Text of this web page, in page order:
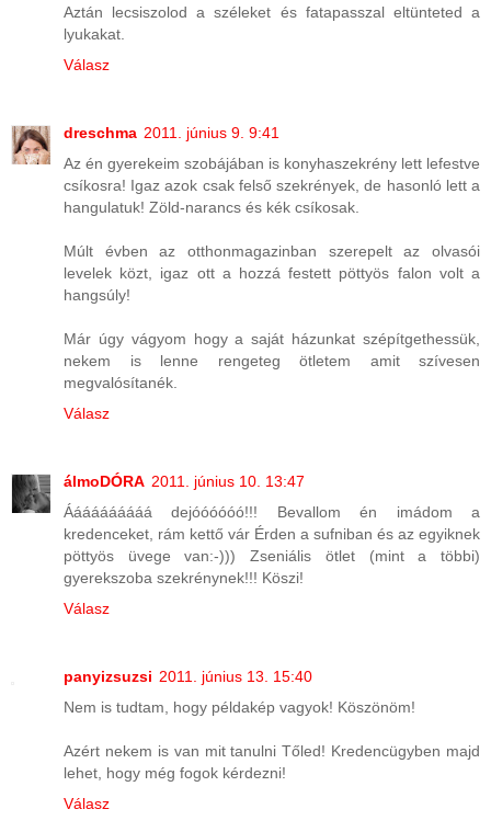
Aztán lecsiszolod a széleket és fatapasszal eltünteted a
lyukakat.
Válasz
dreschma 2011. június 9. 9:41
Az én gyerekeim szobájában is konyhaszekrény lett lefestve
csíkosra! Igaz azok csak felső szekrények, de hasonló lett a
hangulatuk! Zöld-narancs és kék csíkosak.
Múlt évben az otthonmagazinban szerepelt az olvasói
levelek közt, igaz ott a hozzá festett pöttyös falon volt a
hangsúly!
Már úgy vágyom hogy a saját házunkat szépítgethessük,
nekem is lenne rengeteg ötletem amit szívesen
megvalósítanék.
Válasz
álmoDÓRA 2011. június 10. 13:47
Áááááááááá dejóóóóóó!!! Bevallom én imádom a
kredenceket, rám kettő vár Érden a sufniban és az egyiknek
pöttyös üvege van:-))) Zseniális ötlet (mint a többi)
gyerekszoba szekrénynek!!! Köszi!
Válasz
panyizsuzsi 2011. június 13. 15:40
Nem is tudtam, hogy példakép vagyok! Köszönöm!
Azért nekem is van mit tanulni Tőled! Kredencügyben majd
lehet, hogy még fogok kérdezni!
Válasz